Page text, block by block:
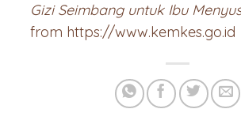
Gizi Seimbang untuk Ibu
from https://www.kemkes.go.id